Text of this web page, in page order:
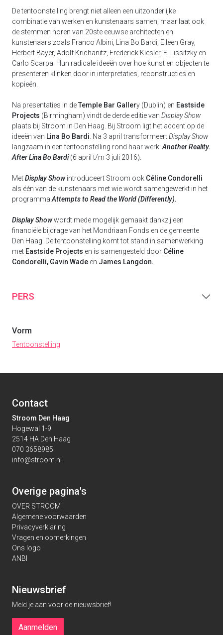
De tentoonstelling brengt niet alleen een uitzonderlijke
combinatie van werken en kunstenaars samen, maar laat ook
de stemmen horen van 20ste eeuwse architecten en
kunstenaars zoals Franco Albini, Lina Bo Bardi, Eileen Gray,
Herbert Bayer, Adolf Krichanitz, Frederick Kiesler, El Lissitzky en
Carlo Scarpa. Hun radicale ideeën over hoe kunst en objecten te
presenteren klinken door in interpretaties, reconstructies en
kopieën.
Na presentaties in deTemple Bar Gallery (Dublin) en Eastside
Projects (Birmingham) vindt de derde editie van Display Show
plaats bij Stroom in Den Haag. Bij Stroom ligt het accent op de
ideeën van Lina Bo Bardi. Na 3 april transformeertDisplay Show
langzaam in een tentoonstelling rond haar werk:Another Reality.
After Lina Bo Bardi(6 april t/m 3 juli 2016).
MetDisplay Showintroduceert Stroom ook Céline Condorelli
als één van de kunstenaars met wie wordt samengewerkt in het
programmaAttempts to Read the World (Differently).
Display Showwordt mede mogelijk gemaakt dankzij een
financiële bijdrage van het Mondriaan Fonds en de gemeente
Den Haag. De tentoonstelling komt tot stand in samenwerking
met Eastside Projects en is samengesteld door Céline
Condorelli, Gavin Wade en James Langdon.
PERS
Vorm
Tentoonstelling
Contact
Stroom Den Haag
Hogewal 1-9
2514 HA Den Haag
070 3658985
info@stroom.nl
Overige pagina's
OVER STROOM
Algemene voorwaarden
Privacyverklaring
Vragen en opmerkingen
Ons logo
ANBI
Nieuwsbrief
Meld je aan voor de nieuwsbrief!
Aanmelden